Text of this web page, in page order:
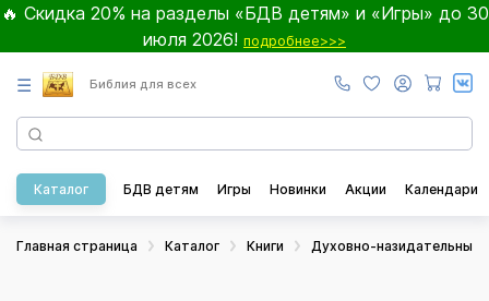
🔥 Скидка 20% на разделы «БДВ детям» и «Игры» до 30
июля 2026! подробнее>>>
☰ Библия для всех
Каталог БДВ детям Игры Новинки Акции Календари
Главная страница Каталог Книги Духовно-назидательные